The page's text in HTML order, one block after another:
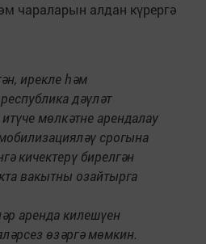
чараларын алдан күрергә
ирекле һәм
дәүләт
мөлкәтне арендалау
срогына
кичектерү бирелгән
вакытны озайтырга
аренда килешүен
өзәргә мөмкин.